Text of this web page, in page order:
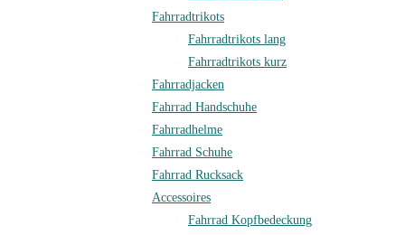
Fahrradtrikots
Fahrradtrikots lang
Fahrradtrikots kurz
Fahrradjacken
Fahrrad Handschuhe
Fahrradhelme
Fahrrad Schuhe
Fahrrad Rucksack
Accessoires
Fahrrad Kopfbedeckung